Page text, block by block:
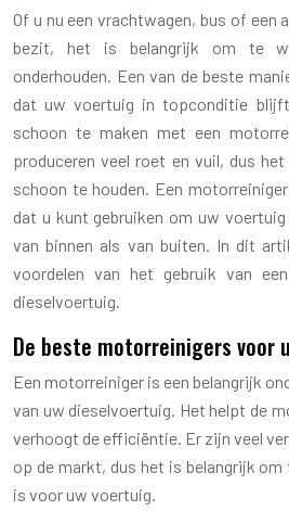
Of u nu een vrachtwagen, bus of een
bezit, het is belangrijk om te
onderhouden. Een van de beste
dat uw voertuig in topconditie
schoon te maken met een
produceren veel roet en vuil, dus
schoon te houden. Een
dat u kunt gebruiken om uw
van binnen als van buiten. In dit
voordelen van het gebruik van
dieselvoertuig.
De beste motorreinigers voor
Een motorreiniger is een belangrijk
van uw dieselvoertuig. Het helpt de
verhoogt de efficiëntie. Er zijn veel
op de markt, dus het is belangrijk
is voor uw voertuig.